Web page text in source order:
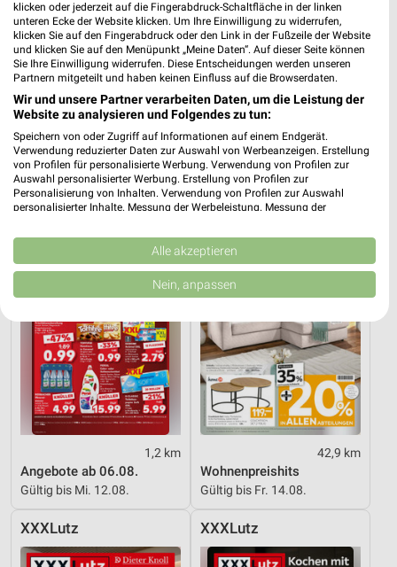
42,9 km
Mega Tage
Gültig bis Fr. 14.08.
Angebote ab 03.08.
Noch heute gültig
Kaufland
1,2 km
Angebote ab 06.08.
Gültig bis Mi. 12.08.
XXXLutz
42,9 km
Wohnenpreishits
Gültig bis Fr. 14.08.
XXXLutz XXXLutz
klicken oder jederzeit auf die Fingerabdruck-Schaltfläche in der linken
unteren Ecke der Website klicken. Um Ihre Einwilligung zu widerrufen,
klicken Sie auf den Fingerabdruck oder den Link in der Fußzeile der Website
und klicken Sie auf den Menüpunkt „Meine Daten“. Auf dieser Seite können
Sie Ihre Einwilligung widerrufen. Diese Entscheidungen werden unseren
Partnern mitgeteilt und haben keinen Einfluss auf die Browserdaten.
Wir und unsere Partner verarbeiten Daten, um die Leistung der
Website zu analysieren und Folgendes zu tun:
Speichern von oder Zugriff auf Informationen auf einem Endgerät.
Verwendung reduzierter Daten zur Auswahl von Werbeanzeigen. Erstellung
von Profilen für personalisierte Werbung. Verwendung von Profilen zur
Auswahl personalisierter Werbung. Erstellung von Profilen zur
Personalisierung von Inhalten. Verwendung von Profilen zur Auswahl
personalisierter Inhalte. Messung der Werbeleistung. Messung der
Kombinationen von Daten aus verschiedenen Quellen. Entwicklung und
Verbesserung der Angebote. Verwendung reduzierter Daten zur Auswahl
von Inhalten.
Daten können außerhalb der Europäischen Union weitergegeben und in die
USA gesendet werden.
Website/App.
Partnerliste anzeigen (1 IAB-Anbieter)
Wir nutzen Ihre Daten für folgende Zwecke:
IAB-Verarbeitungszwecke:
Speichern von oder Zugriff auf Informationen
auf einem Endgerät
Verwendung reduzierter Daten zur Auswahl von
Werbeanzeigen
Erstellung von Profilen für personalisierte
Alle akzeptieren
Nein, anpassen